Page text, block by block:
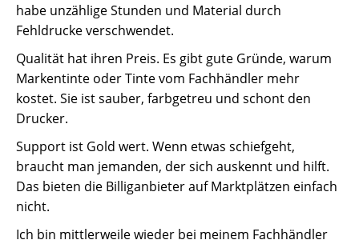
habe unzählige Stunden und Material durch
Fehldrucke verschwendet.
Qualität hat ihren Preis. Es gibt gute Gründe, warum
Markentinte oder Tinte vom Fachhändler mehr
kostet. Sie ist sauber, farbgetreu und schont den
Drucker.
Support ist Gold wert. Wenn etwas schiefgeht,
braucht man jemanden, der sich auskennt und hilft.
Das bieten die Billiganbieter auf Marktplätzen einfach
nicht.
Ich bin mittlerweile wieder bei meinem Fachhändler